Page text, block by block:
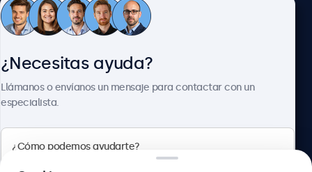
Atención al cliente
¿Necesitas ayuda?
Llámanos o envíanos un mensaje para contactar con un
especialista.